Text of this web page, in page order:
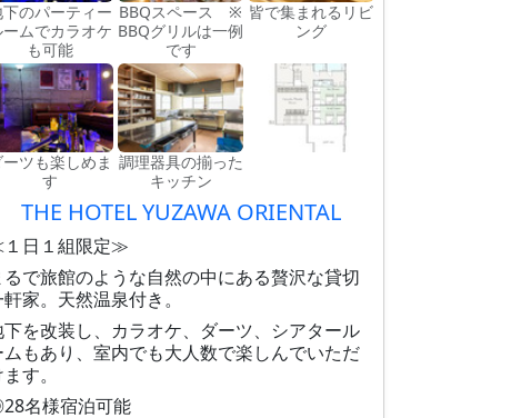
のパーティー
ームでカラオケ
も可能
BBQスペース ※
BBQグリルは一例
です
皆で集まれるリビ
ング
ーツも楽しめま
す
調理器具の揃った
キッチン
THE HOTEL YUZAWA ORIENTAL
日１組限定≫
るで旅館のような自然の中にある贅沢な貸切
家。天然温泉付き。
下を改装し、カラオケ、ダーツ、シアタール
ムもあり、室内でも大人数で楽しんでいただ
す。
名様宿泊可能